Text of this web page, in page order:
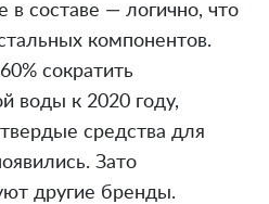
в составе — логично, что
компонентов.
сократить
воды к 2020 году,
средства для
Зато
другие бренды.